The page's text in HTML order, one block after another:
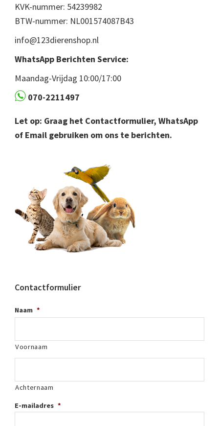
KVK-nummer: 54239982
BTW-nummer: NL001574087B43
info@123dierenshop.nl
WhatsApp Berichten Service:
Maandag-Vrijdag 10:00/17:00
070-2211497
Let op: Graag het Contactformulier, WhatsApp
of Email gebruiken om ons te berichten.
Contactformulier
Naam *
Voornaam
Achternaam
E-mailadres *